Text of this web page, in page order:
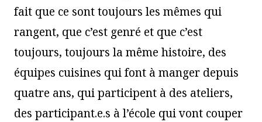
fait que ce sont toujours les mêmes qui
rangent, que c’est genré et que c’est
toujours, toujours la même histoire, des
équipes cuisines qui font à manger depuis
quatre ans, qui participent à des ateliers,
des participant.e.s à l’école qui vont couper